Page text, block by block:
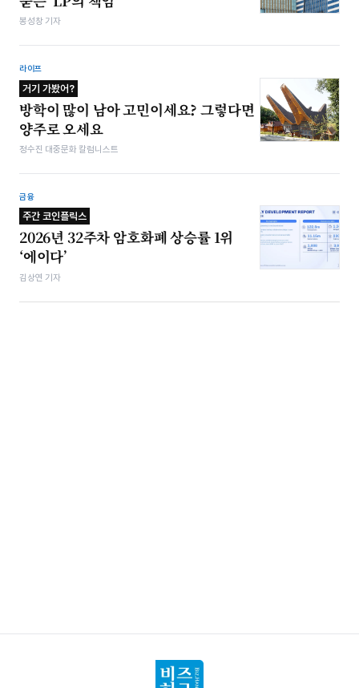
봉성창 기자
라이프
거기 가봤어?
방학이 많이 남아 고민이세요? 그렇다면
양주로 오세요
정수진 대중문화 칼럼니스트
금융
주간 코인플릭스
2026년 32주차 암호화폐 상승률 1위
‘에이다’
김상연 기자